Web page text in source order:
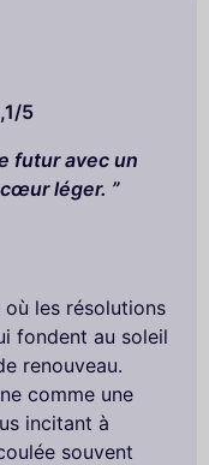
/5
futur avec un
léger.
les résolutions
fondent au soleil
renouveau.
comme une
incitant à
souvent